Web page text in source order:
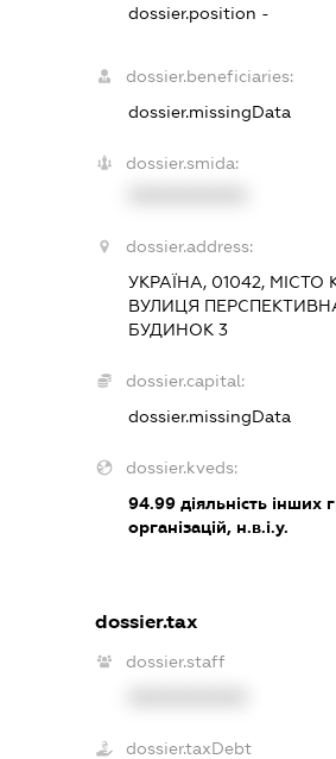
dossier.position -
dossier.beneficiaries:
dossier.missingData
dossier.smida:
dossier.address:
УКРАЇНА, 01042, МІСТО
ВУЛИЦЯ
БУДИНОК 3
dossier.capital:
dossier.missingData
dossier.kveds:
94.99діяльність інших
організацій, н.в.і.у.
dossier.tax
dossier.staff
dossier.taxDebt